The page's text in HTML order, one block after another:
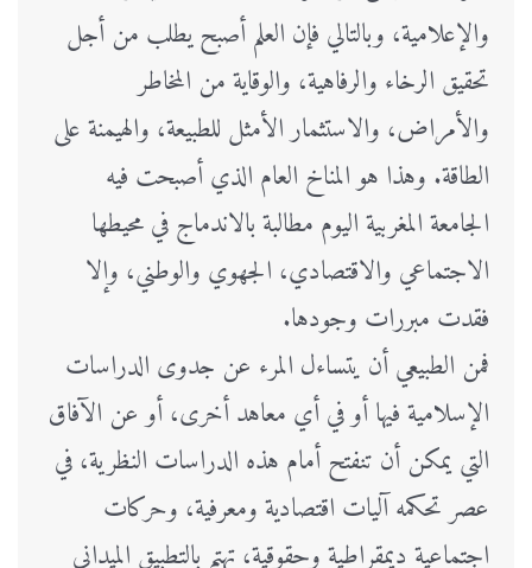
والإعلامية، وبالتالي فإن العلم أصبح يطلب من أجل
تحقيق الرخاء والرفاهية، والوقاية من المخاطر
والأمراض، والاستثمار الأمثل للطبيعة، والهيمنة على
الطاقة. وهذا هو المناخ العام الذي أصبحت فيه
الجامعة المغربية اليوم مطالبة بالاندماج في محيطها
الاجتماعي والاقتصادي، الجهوي والوطني، وإلا
فقدت مبررات وجودها.
فمن الطبيعي أن يتساءل المرء عن جدوى الدراسات
الإسلامية فيها أو في أي معاهد أخرى، أو عن الآفاق
التي يمكن أن تنفتح أمام هذه الدراسات النظرية، في
عصر تحكمه آليات اقتصادية ومعرفية، وحركات
اجتماعية ديمقراطية وحقوقية، تهتم بالتطبيق الميداني